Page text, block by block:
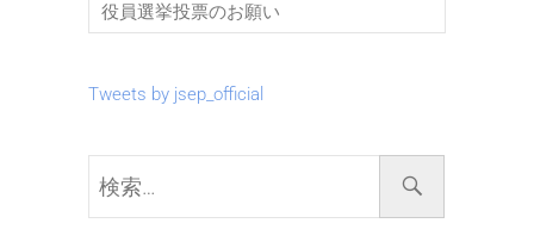
役員選挙投票のお願い
Tweets by jsep_official
索…